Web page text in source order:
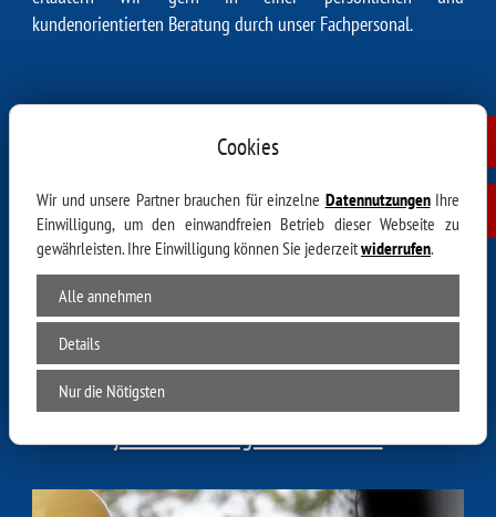
kundenorientierten Beratung durch unser Fachpersonal.
... in Sachsen?
Stellenangebote für Kälteanlagenbauer,
Kältetechniker oder Klimatechniker bei Dresden!
jetzt Stellenangebote ansehen
Cookies
Wir und unsere Partner brauchen für einzelne DatennutzungenIhre
Einwilligung, um den einwandfreien Betrieb dieser Webseite zu
gewährleisten. Ihre Einwilligung können Sie jederzeitwiderrufen.
Alle annehmen
Details
Nur die Nötigsten